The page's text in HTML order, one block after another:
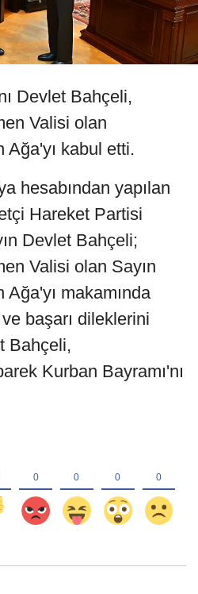
Devlet Bahçeli,
Valisi olan
Ağa'yı kabul etti.
hesabından yapılan
Hareket Partisi
Devlet Bahçeli;
Valisi olan Sayın
makamında
başarı dileklerini
Bahçeli,
Kurban Bayramı'nı